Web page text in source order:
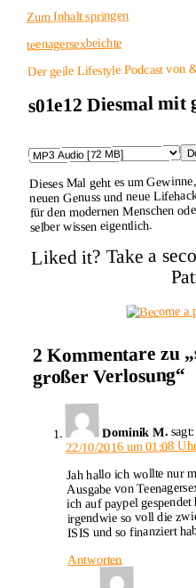
Zum Inhalt springen
teenagersexbeichte
Der geile Lifestyle Podcast von
s01e12 Diesmal
Dieses Mal geht es um
neuen Genuss und neue
für den modernen Menschen
selber wissen eigentlich.
Liked it? Take a
2 Kommentare zu
großer Verlosung“
Dominik M. sagt:
22/10/2016 um 01:08
Jah hallo ich wollte nur
Ausgabe von
ich auf paypel
irgendwie so voll die
ISIS und so finanziert
Antworten